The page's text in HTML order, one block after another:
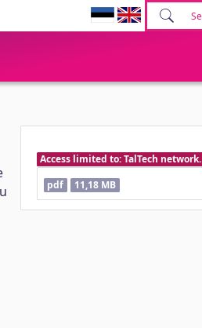
Access limited to: TalTech network.
pdf
11,18 MB